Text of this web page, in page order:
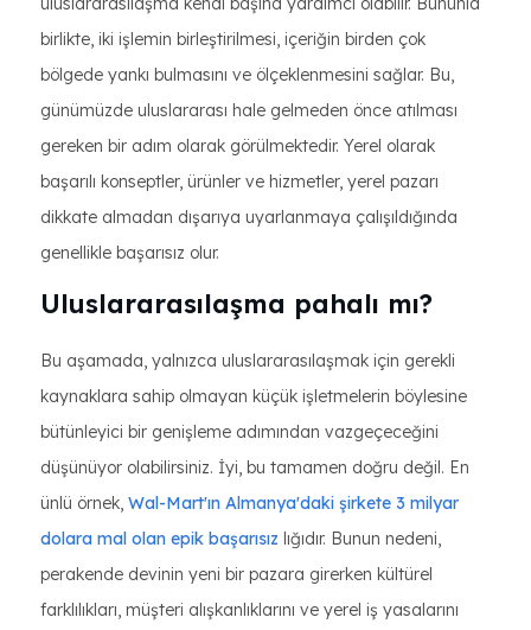
birlikte, iki işlemin birleştirilmesi, içeriğin birden çok
bölgede yankı bulmasını ve ölçeklenmesini sağlar. Bu,
günümüzde uluslararası hale gelmeden önce atılması
gereken bir adım olarak görülmektedir. Yerel olarak
başarılı konseptler, ürünler ve hizmetler, yerel pazarı
dikkate almadan dışarıya uyarlanmaya çalışıldığında
genellikle başarısız olur.
Uluslararasılaşma pahalı mı?
Bu aşamada, yalnızca uluslararasılaşmak için gerekli
kaynaklara sahip olmayan küçük işletmelerin böylesine
bütünleyici bir genişleme adımından vazgeçeceğini
düşünüyor olabilirsiniz. İyi, bu tamamen doğru değil. En
ünlü örnek, Wal-Mart'ın Almanya'daki şirkete 3 milyar
dolara mal olan epik başarısız lığıdır. Bunun nedeni,
perakende devinin yeni bir pazara girerken kültürel
farklılıkları, müşteri alışkanlıklarını ve yerel iş yasalarını